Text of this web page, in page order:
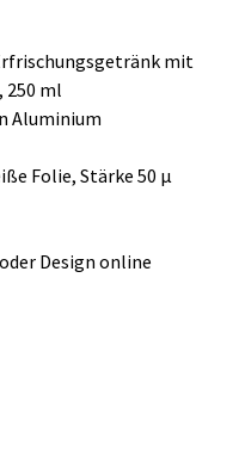
mit
, 250 ml
Aluminium
Folie, Stärke 50 µ
Design online